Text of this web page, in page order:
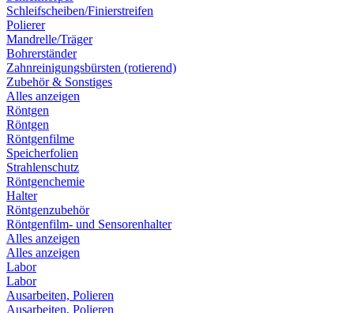
Schleifscheiben/Finierstreifen
Polierer
Mandrelle/Träger
Bohrerständer
Zahnreinigungsbürsten (rotierend)
Zubehör & Sonstiges
Alles anzeigen
Röntgen
Röntgen
Röntgenfilme
Speicherfolien
Strahlenschutz
Röntgenchemie
Halter
Röntgenzubehör
Röntgenfilm- und Sensorenhalter
Alles anzeigen
Alles anzeigen
Labor
Labor
Ausarbeiten, Polieren
Ausarbeiten, Polieren